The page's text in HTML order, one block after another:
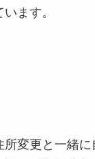
ます。
所変更と一緒